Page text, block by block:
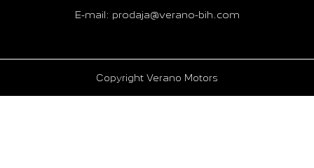
E-mail: prodaja@verano-bih.com
Copyright Verano Motors